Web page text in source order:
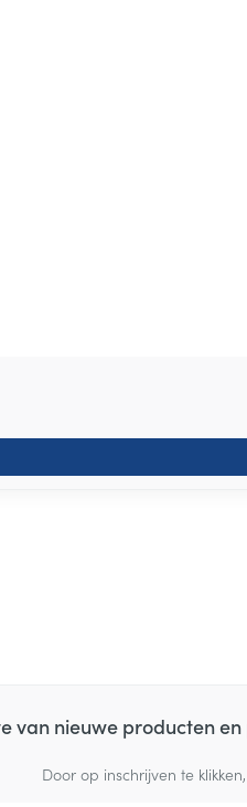
van nieuwe producten
Door op inschrijven te